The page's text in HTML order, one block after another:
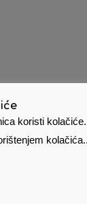
koristi kolačiće.